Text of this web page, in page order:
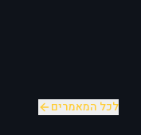
לכל המאמרים